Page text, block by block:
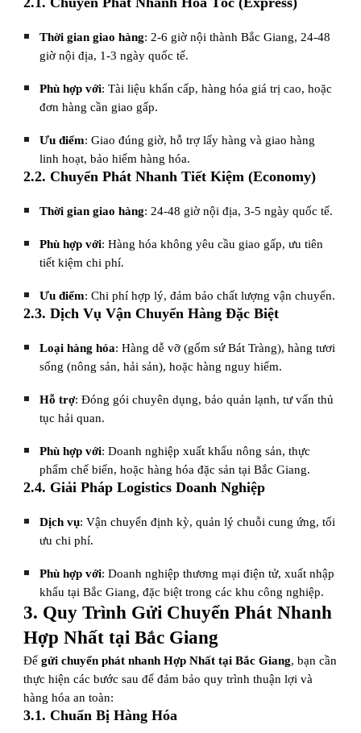
Thời gian giao hàng: 2-6 giờ nội thành Bắc Giang, 24-48
giờ nội địa, 1-3 ngày quốc tế.
Phù hợp với: Tài liệu khẩn cấp, hàng hóa giá trị cao, hoặc
đơn hàng cần giao gấp.
Ưu điểm: Giao đúng giờ, hỗ trợ lấy hàng và giao hàng
linh hoạt, bảo hiểm hàng hóa.
2.2. Chuyển Phát Nhanh Tiết Kiệm (Economy)
Thời gian giao hàng: 24-48 giờ nội địa, 3-5 ngày quốc tế.
Phù hợp với: Hàng hóa không yêu cầu giao gấp, ưu tiên
tiết kiệm chi phí.
Ưu điểm: Chi phí hợp lý, đảm bảo chất lượng vận chuyển.
2.3. Dịch Vụ Vận Chuyển Hàng Đặc Biệt
Loại hàng hóa: Hàng dễ vỡ (gốm sứ Bát Tràng), hàng tươi
sống (nông sản, hải sản), hoặc hàng nguy hiểm.
Hỗ trợ: Đóng gói chuyên dụng, bảo quản lạnh, tư vấn thủ
tục hải quan.
Phù hợp với: Doanh nghiệp xuất khẩu nông sản, thực
phẩm chế biến, hoặc hàng hóa đặc sản tại Bắc Giang.
2.4. Giải Pháp Logistics Doanh Nghiệp
Dịch vụ: Vận chuyển định kỳ, quản lý chuỗi cung ứng, tối
ưu chi phí.
Phù hợp với: Doanh nghiệp thương mại điện tử, xuất nhập
khẩu tại Bắc Giang, đặc biệt trong các khu công nghiệp.
3. Quy Trình Gửi Chuyển Phát Nhanh
Hợp Nhất tại Bắc Giang
Đểgửi chuyển phát nhanh Hợp Nhất tại Bắc Giang, bạn cần
thực hiện các bước sau để đảm bảo quy trình thuận lợi và
hàng hóa an toàn:
3.1. Chuẩn Bị Hàng Hóa